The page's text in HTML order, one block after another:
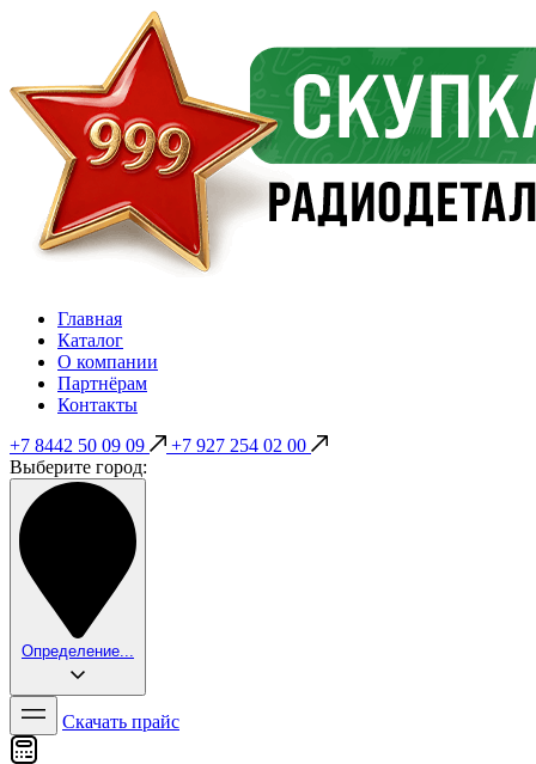
Главная
Каталог
О компании
Партнёрам
Контакты
+7 8442 50 09 09
+7 927 254 02 00
Выберите город:
Определение...
Скачать прайс